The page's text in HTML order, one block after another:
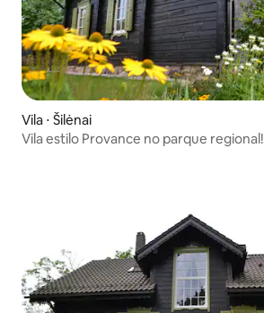
Vila ⋅ Šilėnai
Vila estilo Provance no parque regional!